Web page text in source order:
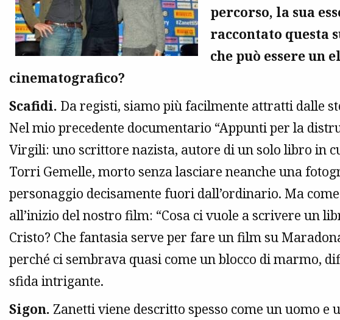
percorso, la sua
raccontato questa
che può essere un
cinematografico?
Scafidi. Da registi, siamo più facilmente attratti dalle
Nel mio precedente documentario “Appunti per la
Virgili: uno scrittore nazista, autore di un solo libro in
Torri Gemelle, morto senza lasciare neanche una
personaggio decisamente fuori dall’ordinario. Ma
all’inizio del nostro film: “Cosa ci vuole a scrivere un
Cristo? Che fantasia serve per fare un film su
perché ci sembrava quasi come un blocco di marmo,
sfida intrigante.
Sigon. Zanetti viene descritto spesso come un uomo e